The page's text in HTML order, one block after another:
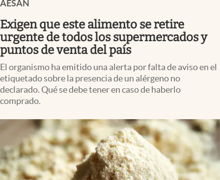
AESAN
Exigen que este alimento se retire
urgente de todos los supermercados y
puntos de venta del país
El organismo ha emitido una alerta por falta de aviso en el
etiquetado sobre la presencia de un alérgeno no
declarado. Qué se debe tener en caso de haberlo
comprado.